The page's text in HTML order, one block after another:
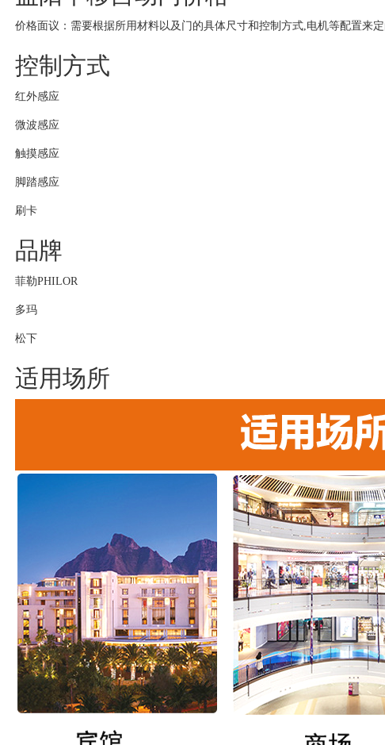
价格面议：需要根据所用材料以及门的具体尺寸和控制方式,电机等配置来
控制方式
红外感应
微波感应
触摸感应
脚踏感应
刷卡
品牌
菲勒PHILOR
多玛
松下
适用场所